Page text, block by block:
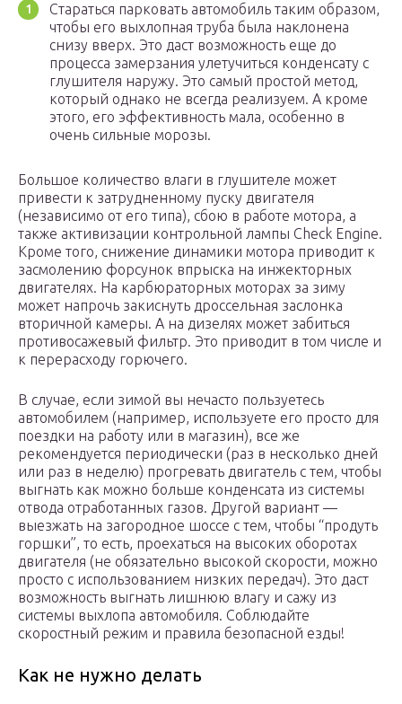
Стараться парковать автомобиль таким образом,
чтобы его выхлопная труба была наклонена
снизу вверх. Это даст возможность еще до
процесса замерзания улетучиться конденсату с
глушителя наружу. Это самый простой метод,
который однако не всегда реализуем. А кроме
этого, его эффективность мала, особенно в
очень сильные морозы.
Большое количество влаги в глушителе может
привести к затрудненному пуску двигателя
(независимо от его типа), сбою в работе мотора, а
также активизации контрольной лампы Check Engine.
Кроме того, снижение динамики мотора приводит к
засмолению форсунок впрыска на инжекторных
двигателях. На карбюраторных моторах за зиму
может напрочь закиснуть дроссельная заслонка
вторичной камеры. А на дизелях может забиться
противосажевый фильтр. Это приводит в том числе и
к перерасходу горючего.
В случае, если зимой вы нечасто пользуетесь
автомобилем (например, используете его просто для
поездки на работу или в магазин), все же
рекомендуется периодически (раз в несколько дней
или раз в неделю) прогревать двигатель с тем, чтобы
выгнать как можно больше конденсата из системы
отвода отработанных газов. Другой вариант —
выезжать на загородное шоссе с тем, чтобы “продуть
горшки”, то есть, проехаться на высоких оборотах
двигателя (не обязательно высокой скорости, можно
просто с использованием низких передач). Это даст
возможность выгнать лишнюю влагу и сажу из
системы выхлопа автомобиля. Соблюдайте
скоростный режим и правила безопасной езды!
Как не нужно делать